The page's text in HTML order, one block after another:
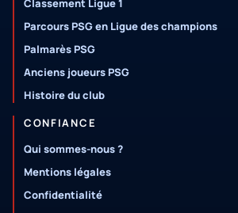
Parcours PSG en Ligue des champions
Palmarès PSG
Anciens joueurs PSG
Histoire du club
CONFIANCE
Qui sommes-nous ?
Mentions légales
Confidentialité